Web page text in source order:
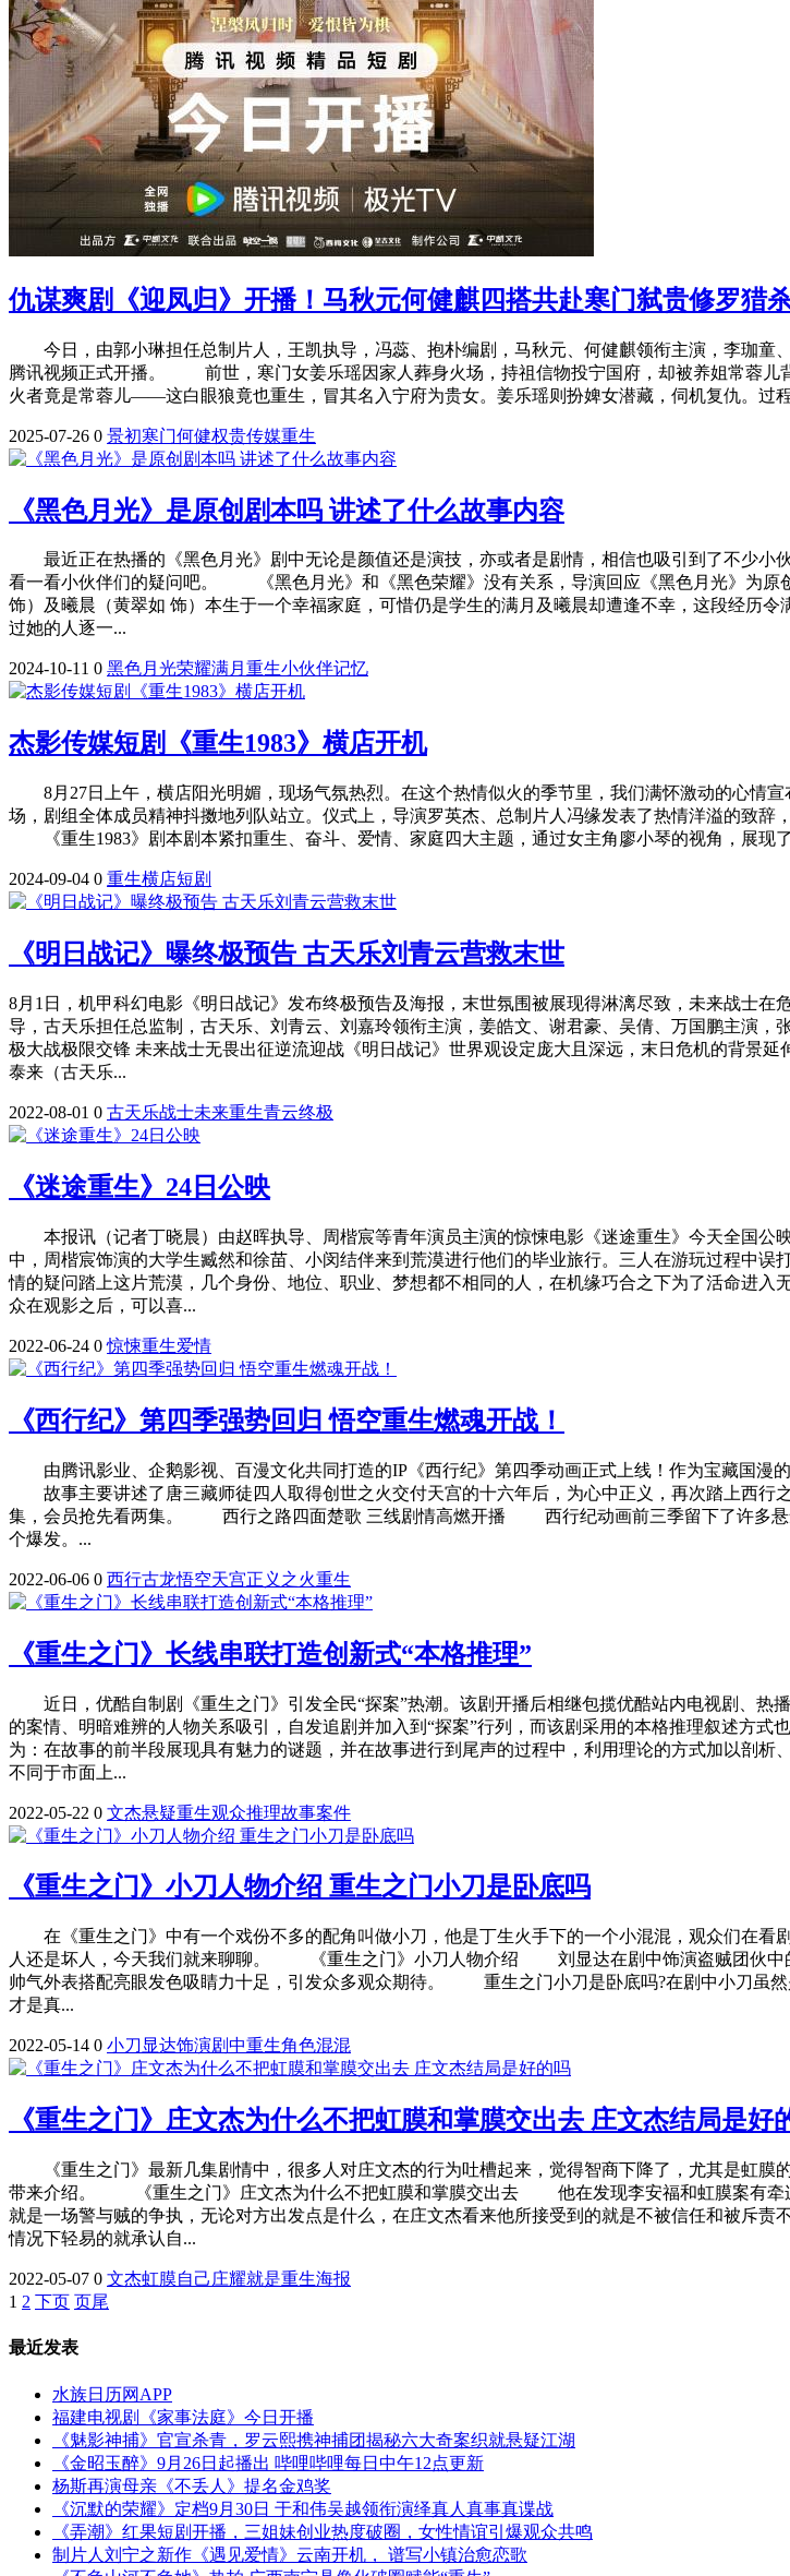
仇谋爽剧《迎凤归》开播！马秋元何健麒四搭共赴寒门弑贵修罗猎
今日，由郭小琳担任总制片人，王凯执导，冯蕊、抱朴编剧，马秋元、何健麒领衔主演，李珈
腾讯视频正式开播。 前世，寒门女姜乐瑶因家人葬身火场，持祖信物投宁国府，却被养姐常蓉儿
火者竟是常蓉儿——这白眼狼竟也重生，冒其名入宁府为贵女。姜乐瑶则扮婢女潜藏，伺机复仇。过
2025-07-26 0 景初寒门何健权贵传媒重生
《黑色月光》是原创剧本吗 讲述了什么故事内容
最近正在热播的《黑色月光》剧中无论是颜值还是演技，亦或者是剧情，相信也吸引到了不少小
看一看小伙伴们的疑问吧。 《黑色月光》和《黑色荣耀》没有关系，导演回应《黑色月光》为
饰）及曦晨（黄翠如 饰）本生于一个幸福家庭，可惜仍是学生的满月及曦晨却遭逢不幸，这段经历
过她的人逐一...
2024-10-11 0 黑色月光荣耀满月 重生小伙伴记忆
杰影传媒短剧《重生1983》横店开机
8月27日上午，横店阳光明媚，现场气氛热烈。在这个热情似火的季节里，我们满怀激动的心情
场，剧组全体成员精神抖擞地列队站立。仪式上，导演罗英杰、总制片人冯缘发表了热情洋溢的致辞
《重生1983》剧本剧本紧扣重生、奋斗、爱情、家庭四大主题，通过女主角廖小琴的视角，展现
2024-09-04 0 重生横店短剧
《明日战记》曝终极预告 古天乐刘青云营救末世
8月1日，机甲科幻电影《明日战记》发布终极预告及海报，末世氛围被展现得淋漓尽致，未来战士
导，古天乐担任总监制，古天乐、刘青云、刘嘉玲领衔主演，姜皓文、谢君豪、吴倩、万国鹏主演
极大战极限交锋 未来战士无畏出征逆流迎战《明日战记》世界观设定庞大且深远，末日危机的背景
泰来（古天乐...
2022-08-01 0 古天乐战士未来重生青云终极
《迷途重生》24日公映
本报讯（记者丁晓晨）由赵晖执导、周楷宸等青年演员主演的惊悚电影《迷途重生》今天全国
中，周楷宸饰演的大学生臧然和徐苗、小闵结伴来到荒漠进行他们的毕业旅行。三人在游玩过程中
情的疑问踏上这片荒漠，几个身份、地位、职业、梦想都不相同的人，在机缘巧合之下为了活命进
众在观影之后，可以喜...
2022-06-24 0 惊悚重生爱情
《西行纪》第四季强势回归 悟空重生燃魂开战！
由腾讯影业、企鹅影视、百漫文化共同打造的IP《西行纪》第四季动画正式上线！作为宝藏国漫
故事主要讲述了唐三藏师徒四人取得创世之火交付天宫的十六年后，为心中正义，再次踏上西行
集，会员抢先看两集。 西行之路四面楚歌 三线剧情高燃开播 西行纪动画前三季留下了许多悬
个爆发。...
2022-06-06 0 西行古龙悟空天宫正义 之火重生
《重生之门》长线串联打造创新式“本格推理”
近日，优酷自制剧《重生之门》引发全民“探案”热潮。该剧开播后相继包揽优酷站内电视剧、热
的案情、明暗难辨的人物关系吸引，自发追剧并加入到“探案”行列，而该剧采用的本格推理叙述
为：在故事的前半段展现具有魅力的谜题，并在故事进行到尾声的过程中，利用理论的方式加以剖
不同于市面上...
2022-05-22 0 文杰悬疑重生观众推理故事案件
《重生之门》小刀人物介绍 重生之门小刀是卧底吗
在《重生之门》中有一个戏份不多的配角叫做小刀，他是丁生火手下的一个小混混，观众们在看
人还是坏人，今天我们就来聊聊。 《重生之门》小刀人物介绍 刘显达在剧中饰演盗贼团伙中
帅气外表搭配亮眼发色吸睛力十足，引发众多观众期待。 重生之门小刀是卧底吗?在剧中小刀虽
才是真...
2022-05-14 0 小刀 显达饰演剧中重生角色混混
《重生之门》庄文杰为什么不把虹膜和掌膜交出去 庄文杰结局是好
《重生之门》最新几集剧情中，很多人对庄文杰的行为吐槽起来，觉得智商下降了，尤其是虹膜
带来介绍。 《重生之门》庄文杰为什么不把虹膜和掌膜交出去 他在发现李安福和虹膜案有牵连
就是一场警与贼的争执，无论对方出发点是什么，在庄文杰看来他所接受到的就是不被信任和被斥
情况下轻易的就承认自...
2022-05-07 0 文杰虹膜自己 庄耀就是重生海报
1 2 下页 页尾
最近发表
水族日历网APP
福建电视剧《家事法庭》今日开播
《魅影神捕》官宣杀青，罗云熙携神捕团揭秘六大奇案织就悬疑江湖
《金昭玉醉》9月26日起播出 哔哩哔哩每日中午12点更新
杨斯再演母亲《不丢人》提名金鸡奖
《沉默的荣耀》定档9月30日 于和伟吴越领衔演绎真人真事真谍战
《弄潮》红果短剧开播，三姐妹创业热度破圈，女性情谊引爆观众共鸣
制片人刘宁之新作《遇见爱情》云南开机， 谱写小镇治愈恋歌